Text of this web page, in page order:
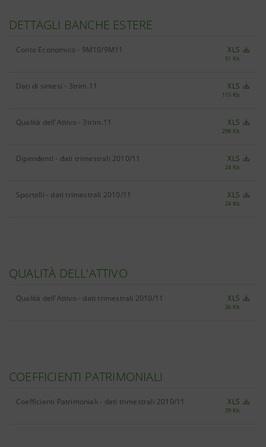
DETTAGLI BANCHE ESTERE
Conto Economico - 9M10/9M11 XLS
51 Kb
Dati di sintesi - 3trim.11 XLS
115 Kb
Qualità dell'Attivo - 3trim.11 XLS
298 Kb
Dipendenti - dati trimestrali 2010/11 XLS
24 Kb
Sportelli - dati trimestrali 2010/11 XLS
24 Kb
QUALITÀ DELL'ATTIVO
Qualità dell'Attivo - dati trimestrali 2010/11 XLS
26 Kb
COEFFICIENTI PATRIMONIALI
Coefficienti Patrimoniali - dati trimestrali 2010/11 XLS
39 Kb